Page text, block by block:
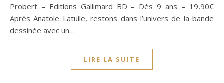
Probert – Editions Gallimard BD – Dès 9 ans – 19,90€
Après Anatole Latuile, restons dans l’univers de la bande
dessinée avec un…
LIRE LA SUITE